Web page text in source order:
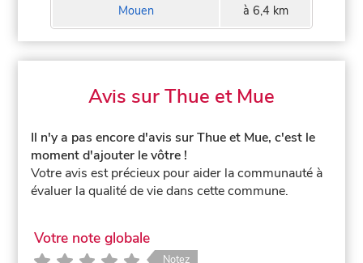
Mouen à 6,4 km
Avis sur Thue et Mue
Il n'y a pas encore d'avis sur Thue et Mue, c'est le
moment d'ajouter le vôtre !
Votre avis est précieux pour aider la communauté à
évaluer la qualité de vie dans cette commune.
Votre note globale
Notez